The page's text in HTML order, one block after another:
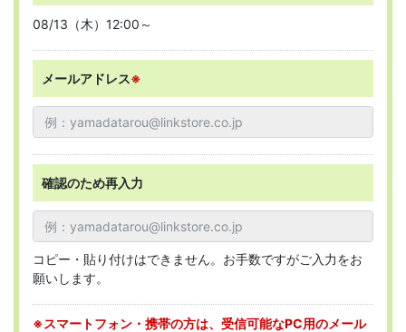
08/13（木）12:00～
メールアドレス※
確認のため再入力
コピー・貼り付けはできません。お手数ですがご入力をお
願いします。
※スマートフォン・携帯の方は、受信可能なPC用のメール